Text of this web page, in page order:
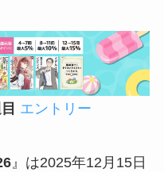
エントリー
』は2025年12月15日